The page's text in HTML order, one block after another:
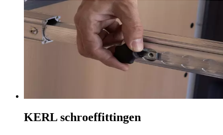
KERL schroeffittingen